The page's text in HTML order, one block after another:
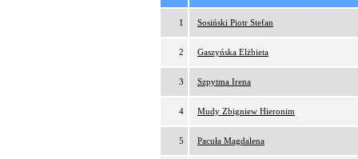
1 Sosiński Piotr Stefan
2 Gaszyńska Elżbieta
3 Szpytma Irena
4 Mudy Zbigniew Hieronim
5 Pacuła Magdalena